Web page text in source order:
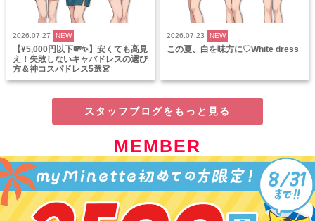
2026.07.27 NEW
【¥5,000円以下💸✨】安くても高見
え！失敗しないキャバドレスの選び
方＆神コスパドレス5選👗
2026.07.23 NEW
この夏、白を味方に♡White dress
スタッフブログをもっと見る
MEMBER